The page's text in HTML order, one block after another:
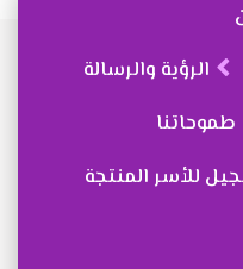
الرؤية والرسالة
طموحاتنا
للأسر المنتجة